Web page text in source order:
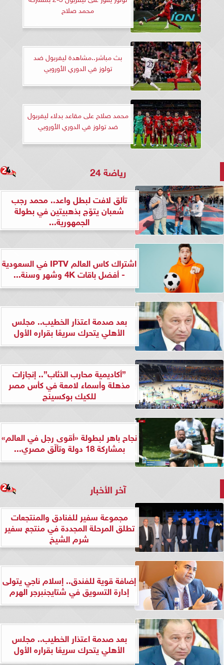
محمد صلاح
بث مباشر..مشاهدة ليفربول ضد
تولوز في الدوري الأوروبي
محمد صلاح على مقاعد بدلاء ليفربول
ضد تولوز في الدوري الأوروبي
رياضة 24
تألق لافت لبطل واعد.. محمد رجب
شعبان يتوّج بذهبيتين في بطولة
الجمهورية...
اشتراك كاس العالم IPTV في السعودية
- أفضل باقات 4K وشهر وسنة...
بعد صدمة اعتذار الخطيب.. مجلس
الأهلي يتحرك سريعًا بقراره الأول
”أكاديمية محارب الذئاب”.. إنجازات
مذهلة وأسماء لامعة في كأس مصر
للكيك بوكسينج
نجاح باهر لبطولة «أقوى رجل في العالم»
بمشاركة 18 دولة وتألّق مصري...
آخر الأخبار
مجموعة سفير للفنادق والمنتجعات
تطلق المرحلة المجددة في منتجع سفير
شرم الشيخ
إضافة قوية للفندق.. إسلام ناجي يتولى
إدارة التسويق في شتايجنبرجر الهرم
بعد صدمة اعتذار الخطيب.. مجلس
الأهلي يتحرك سريعًا بقراره الأول